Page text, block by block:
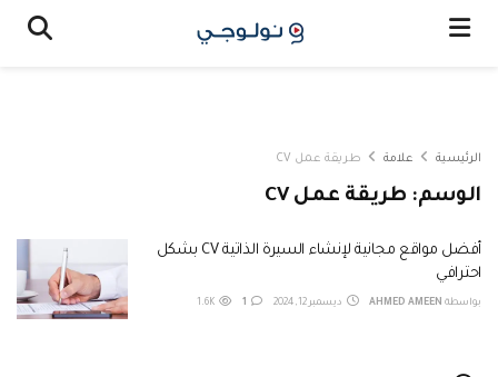
الرئيسية علامة طريقة عمل CV
الوسم: طريقة عمل CV
أفضل مواقع مجانية لإنشاء السيرة الذاتية CV بشكل
احترافي
بواسطة AHMED AMEEN ديسمبر 12, 2024